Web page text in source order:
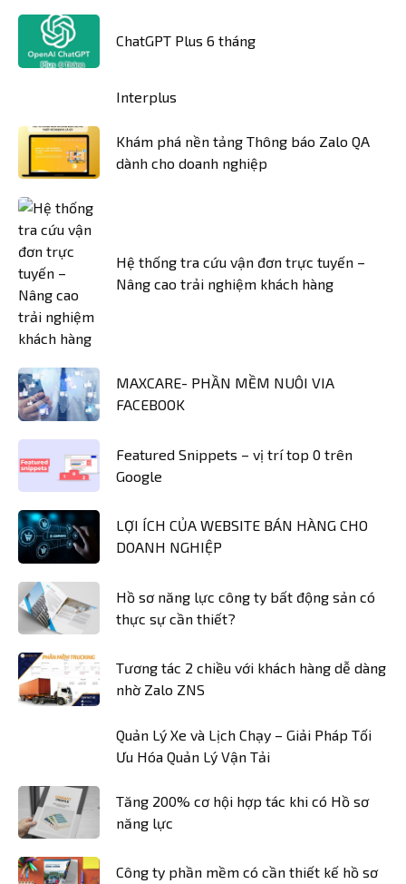
ChatGPT Plus 6 tháng
Interplus
Khám phá nền tảng Thông báo Zalo QA
dành cho doanh nghiệp
Hệ thống tra cứu vận đơn trực tuyến –
Nâng cao trải nghiệm khách hàng
MAXCARE- PHẦN MỀM NUÔI VIA
FACEBOOK
Featured Snippets – vị trí top 0 trên
Google
LỢI ÍCH CỦA WEBSITE BÁN HÀNG CHO
DOANH NGHIỆP
Hồ sơ năng lực công ty bất động sản có
thực sự cần thiết?
Tương tác 2 chiều với khách hàng dễ dàng
nhờ Zalo ZNS
Quản Lý Xe và Lịch Chạy – Giải Pháp Tối
Ưu Hóa Quản Lý Vận Tải
Tăng 200% cơ hội hợp tác khi có Hồ sơ
năng lực
Công ty phần mềm có cần thiết kế hồ sơ